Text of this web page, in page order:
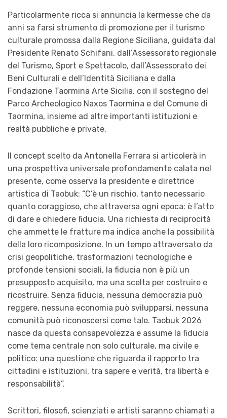
Particolarmente ricca si annuncia la kermesse che da
anni sa farsi strumento di promozione per il turismo
culturale promossa dalla Regione Siciliana, guidata dal
Presidente Renato Schifani, dall’Assessorato regionale
del Turismo, Sport e Spettacolo, dall’Assessorato dei
Beni Culturali e dell’Identità Siciliana e dalla
Fondazione Taormina Arte Sicilia, con il sostegno del
Parco Archeologico Naxos Taormina e del Comune di
Taormina, insieme ad altre importanti istituzioni e
realtà pubbliche e private.
Il concept scelto da Antonella Ferrara si articolerà in
una prospettiva universale profondamente calata nel
presente, come osserva la presidente e direttrice
artistica di Taobuk: “C’è un rischio, tanto necessario
quanto coraggioso, che attraversa ogni epoca: è l’atto
di dare e chiedere fiducia. Una richiesta di reciprocità
che ammette le fratture ma indica anche la possibilità
della loro ricomposizione. In un tempo attraversato da
crisi geopolitiche, trasformazioni tecnologiche e
profonde tensioni sociali, la fiducia non è più un
presupposto acquisito, ma una scelta per costruire e
ricostruire. Senza fiducia, nessuna democrazia può
reggere, nessuna economia può svilupparsi, nessuna
comunità può riconoscersi come tale. Taobuk 2026
nasce da questa consapevolezza e assume la fiducia
come tema centrale non solo culturale, ma civile e
politico: una questione che riguarda il rapporto tra
cittadini e istituzioni, tra sapere e verità, tra libertà e
responsabilità”.
Scrittori, filosofi, scienziati e artisti saranno chiamati a